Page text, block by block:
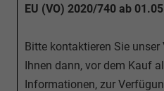
EU (VO) 2020/740 ab
Bitte kontaktieren Sie
Ihnen dann, vor dem Kauf
Informationen, zur